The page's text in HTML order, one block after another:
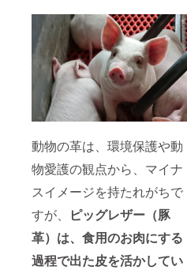
動物の革は、環境保護や動
物愛護の観点から、マイナ
スイメージを持たれがちで
すが、
ピッグレザー（豚
革）は、食用のお肉にする
過程で出た皮を活かしてい